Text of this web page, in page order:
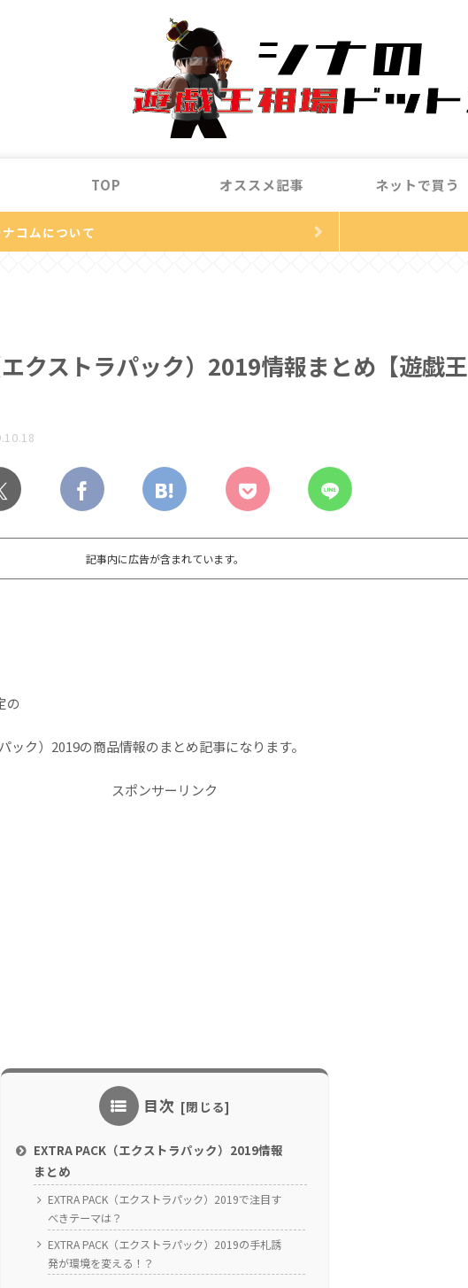
TOP オススメ記事 ネットで買う
ナコムについて
クストラパック）2019情報まとめ【遊戯王
記事内に広告が含まれています。
の
ック）2019の商品情報のまとめ記事になります。
スポンサーリンク
目次
EXTRA PACK（エクストラパック）2019情報
まとめ
EXTRA PACK（エクストラパック）2019で注目す
べきテーマは？
EXTRA PACK（エクストラパック）2019の手札誘
発が環境を変える！？